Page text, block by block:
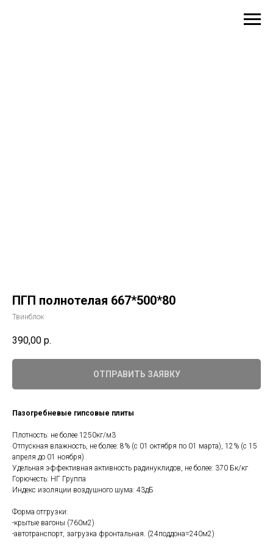
ПГП полнотелая 667*500*80
Твинблок
390,00 р.
ОТПРАВИТЬ ЗАЯВКУ
Пазогребневые гипсовые плиты
Плотность: не более 1250кг/м3
Отпускная влажность, не более: 8% (с 01 октября по 01 марта), 12% (с 15
апреля до 01 ноября).
Удельная эффективная активность радинуклидов, не более: 370 Бк/кг
Горючесть: НГ Группа
Индекс изоляции воздушного шума: 43дБ
Форма отгрузки:
-крытые вагоны (760м2)
-автотранспорт, загрузка фронтальная. (24поддона=240м2)